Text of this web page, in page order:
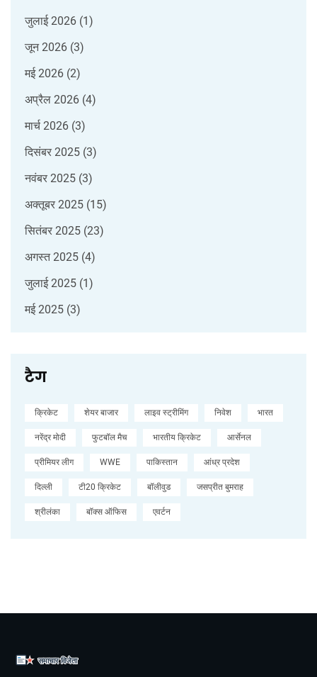
जुलाई 2026 (1)
जून 2026 (3)
मई 2026 (2)
अप्रैल 2026 (4)
मार्च 2026 (3)
दिसंबर 2025 (3)
नवंबर 2025 (3)
अक्तूबर 2025 (15)
सितंबर 2025 (23)
अगस्त 2025 (4)
जुलाई 2025 (1)
मई 2025 (3)
टैग
क्रिकेट शेयर बाजार लाइव स्ट्रीमिंग निवेश भारत
नरेंद्र मोदी फुटबॉल मैच भारतीय क्रिकेट आर्सेनल
प्रीमियर लीग WWE पाकिस्तान आंध्र प्रदेश
दिल्ली टी20 क्रिकेट बॉलीवुड जसप्रीत बुमराह
श्रीलंका बॉक्स ऑफिस एवर्टन